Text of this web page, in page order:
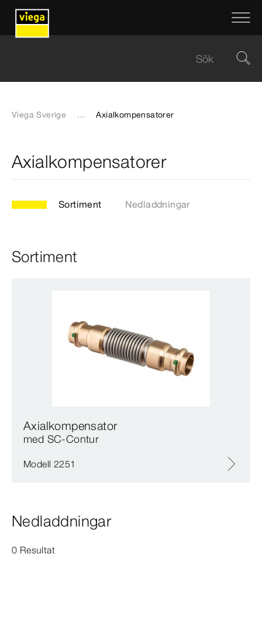
Viega Sverige ... Axialkompensatorer
Axialkompensatorer
Sortiment Nedladdningar
Sortiment
Axialkompensator
med SC‑Contur
Modell 2251
Nedladdningar
0 Resultat